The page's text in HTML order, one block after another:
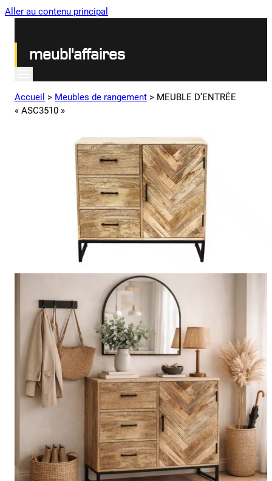
Aller au contenu principal
meubl'affaires
Accueil > Meubles de rangement > MEUBLE D’ENTRÉE
« ASC3510 »